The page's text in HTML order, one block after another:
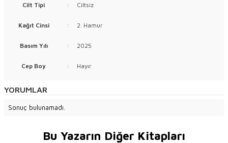
Cilt Tipi : Ciltsiz
Kağıt Cinsi : 2. Hamur
Basım Yılı : 2025
Cep Boy : Hayır
YORUMLAR
Sonuç bulunamadı.
Bu Yazarın Diğer Kitapları